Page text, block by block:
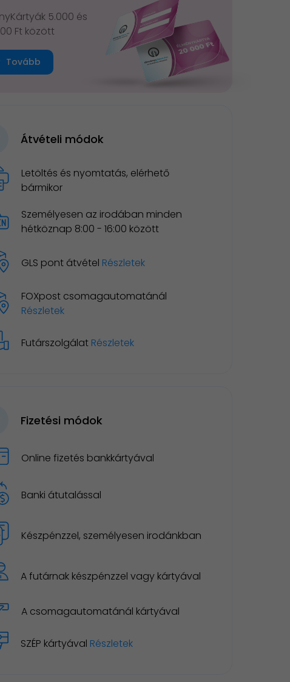
5.000 és
Ft között
Tovább
Átvételi módok
Letöltés és nyomtatás, elérhető
bármikor
Személyesen az irodában minden
hétköznap 8:00 - 16:00 között
GLS pont átvétel Részletek
FOXpost csomagautomatánál
Részletek
Futárszolgálat Részletek
Fizetési módok
Online fizetés bankkártyával
Banki átutalással
Készpénzzel, személyesen irodánkban
A futárnak készpénzzel vagy kártyával
A csomagautomatánál kártyával
SZÉP kártyával Részletek